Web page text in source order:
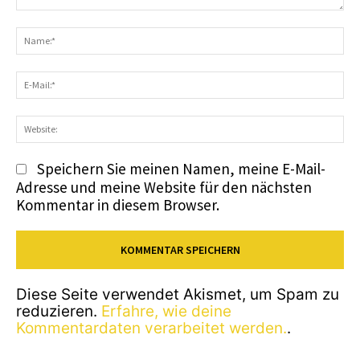
Speichern Sie meinen Namen, meine E-Mail-
Adresse und meine Website für den nächsten
Kommentar in diesem Browser.
Diese Seite verwendet Akismet, um Spam zu
reduzieren. Erfahre, wie deine
Kommentardaten verarbeitet werden..